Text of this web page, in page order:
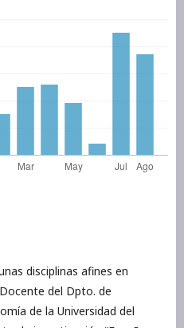
disciplinas afines en
del Dpto. de
de la Universidad del